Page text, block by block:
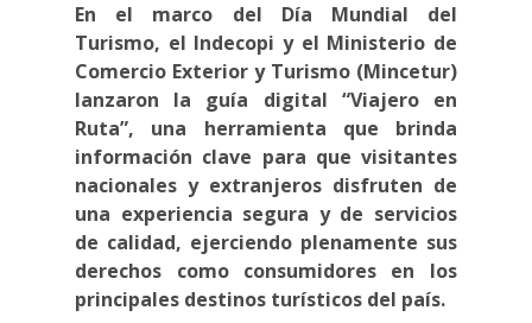
En el marco del Día Mundial del
Turismo, el Indecopi y el Ministerio de
Comercio Exterior y Turismo (Mincetur)
lanzaron la guía digital “Viajero en
Ruta”, una herramienta que brinda
información clave para que visitantes
nacionales y extranjeros disfruten de
una experiencia segura y de servicios
de calidad, ejerciendo plenamente sus
derechos como consumidores en los
principales destinos turísticos del país.